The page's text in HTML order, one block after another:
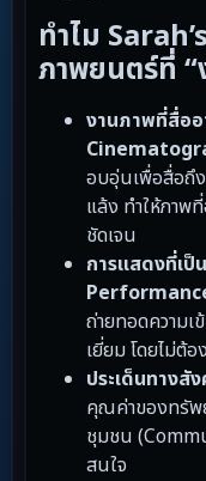
ทำไม
ภาพยนตร์ที่
งานภาพที่สื่อ
อบอุ่นเพื่อสื่อถึ
แล้ง ทำให้ภา
ชัดเจน
การแสดงที่เป็
ถ่ายทอดความเ
เยี่ยม โดยไม่ต้
ประเด็นทางสั
คุณค่าของทรัพ
ชุมชน
สนใจ